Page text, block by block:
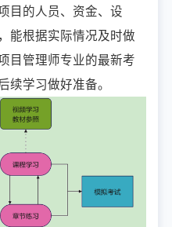
目的人员、资金、设
能根据实际情况及时做
目管理师专业的最新考
续学习做好准备。